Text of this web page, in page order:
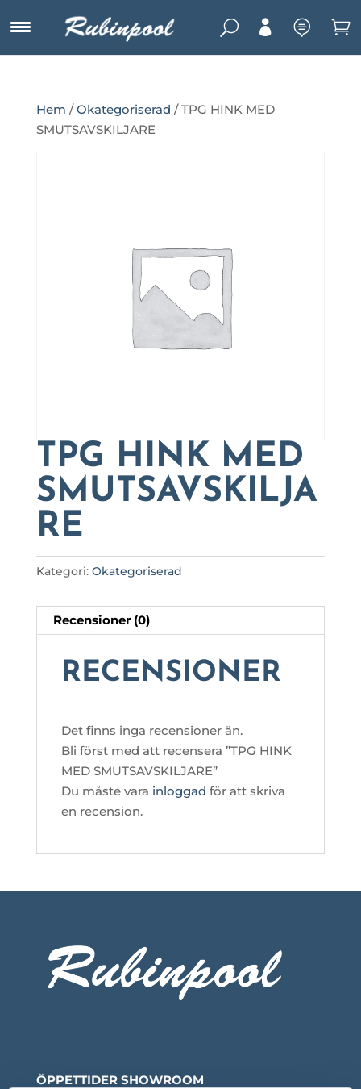
U   
Hem /Okategoriserad / TPG HINK MED
SMUTSAVSKILJARE
TPG HINK MED
SMUTSAVSKILJA
RE
Kategori: Okategoriserad
Recensioner (0)
RECENSIONER
Det finns inga recensioner än.
Bli först med att recensera ”TPG HINK
MED SMUTSAVSKILJARE”
Du måste vara inloggad för att skriva
en recension.
ÖPPETTIDER SHOWROOM